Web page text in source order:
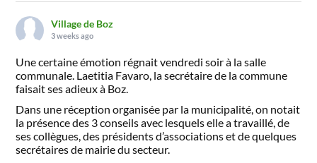
Village de Boz
3 weeks ago
Une certaine émotion régnait vendredi soir à la salle
communale. Laetitia Favaro, la secrétaire de la commune
faisait ses adieux à Boz.
Dans une réception organisée par la municipalité, on notait
la présence des 3 conseils avec lesquels elle a travaillé, de
ses collègues, des présidents d’associations et de quelques
secrétaires de mairie du secteur.